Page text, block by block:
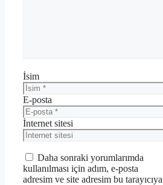
İsim
E-posta
İnternet sitesi
Daha sonraki yorumlarımda
kullanılması için adım, e-posta
adresim ve site adresim bu tarayıcıya